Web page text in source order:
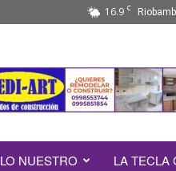
16.9 C
LO NUESTRO LA TECLA